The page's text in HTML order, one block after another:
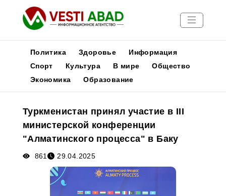
Новости
Медиа
Афиша
Политика Здоровье
Информация
Спорт
Культура В мире
Общество
Экономика
Образование
Туркменистан принял участие в III
министерской конференции
"Алматинского процесса" в Баку
861 29.04.2025